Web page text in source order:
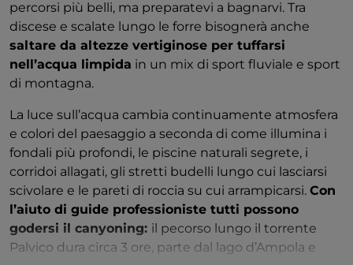
percorsi più belli, ma preparatevi a bagnarvi. Tra
discese e scalate lungo le forre bisognerà anche
saltare da altezze vertiginose per tuffarsi
nell’acqua limpida in un mix di sport fluviale e sport
di montagna.
La luce sull’acqua cambia continuamente atmosfera
e colori del paesaggio a seconda di come illumina i
fondali più profondi, le piscine naturali segrete, i
corridoi allagati, gli stretti budelli lungo cui lasciarsi
scivolare e le pareti di roccia su cui arrampicarsi. Con
l’aiuto di guide professioniste tutti possono
godersi il canyoning: il pecorso lungo il torrente
Palvico dura circa 3 ore, parte dal lago d’Ampola e